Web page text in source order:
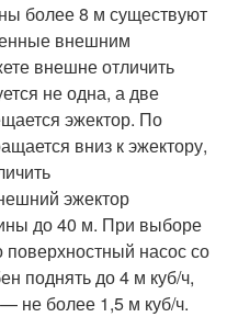
более 8 м существуют
внешним
внешне отличить
не одна, а две
эжектор. По
вниз к эжектору,
эжектор
до 40 м. При выборе
поверхностный насос со
поднять до 4 м куб/ч,
не более 1,5 м куб/ч.